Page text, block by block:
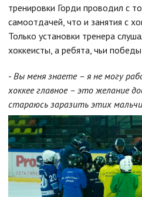
тренировки Горди проводил с
самоотдачей, что и занятия с
Только установки тренера
хоккеисты, а ребята, чьи
- Вы меня знаете – я не могу
хоккее главное – это желание
стараюсь заразить этих